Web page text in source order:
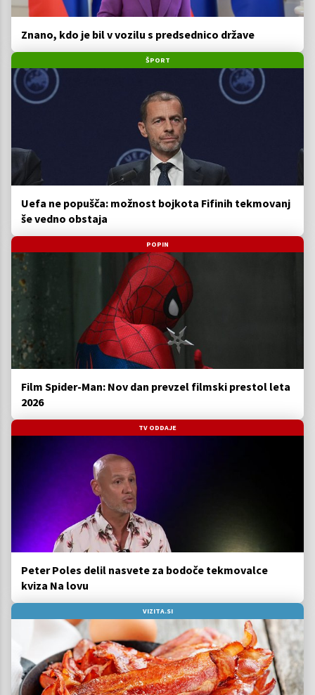
Znano, kdo je bil v vozilu s predsednico države
ŠPORT
Uefa ne popušča: možnost bojkota Fifinih tekmovanj
še vedno obstaja
POPIN
Film Spider-Man: Nov dan prevzel filmski prestol leta
2026
TV ODDAJE
Peter Poles delil nasvete za bodoče tekmovalce
kviza Na lovu
VIZITA.SI